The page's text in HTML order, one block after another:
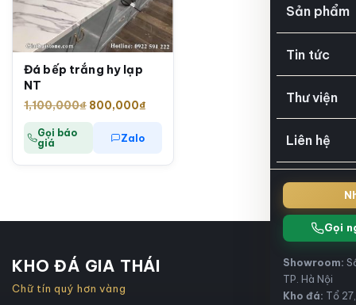
Sản phẩm
Tin tức
Thư viện
Liên hệ
Gọi
Showroom:
TP. Hà Nội
Kho đá: Tổ
Đá bếp trắng hy lạp
NT
1,100,000₫ Giá
gốc
1,100,000₫.
800,000₫
Gọi báo
giá
Zalo
KHO ĐÁ GIA THÁI
Chữ tín quý hơn vàng